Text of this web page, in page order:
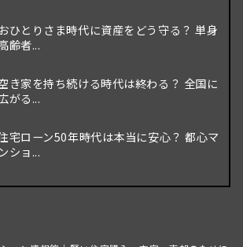
おひとりさま時代に資産をどう守る？ 単身
齢者...
き家を持ち続ける時代は終わる？ 全国に
がる...
宅ローン50年時代は本当に安心？ 都心マ
ンショ...